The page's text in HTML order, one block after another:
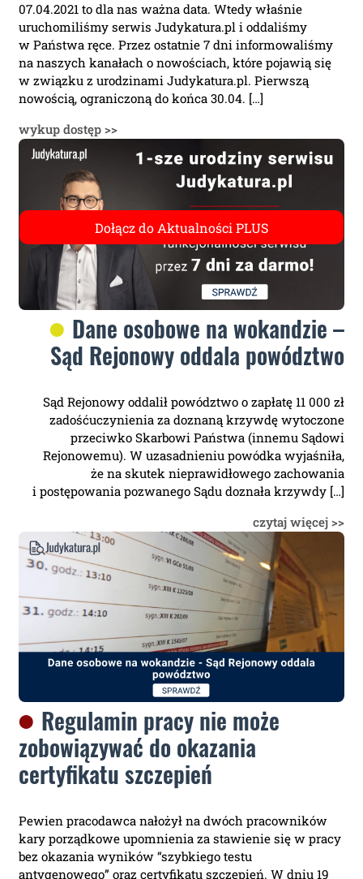
07.04.2021 to dla nas ważna data. Wtedy właśnie
uruchomiliśmy serwis Judykatura.pl i oddaliśmy
w Państwa ręce. Przez ostatnie 7 dni informowaliśmy
na naszych kanałach o nowościach, które pojawią się
w związku z urodzinami Judykatura.pl. Pierwszą
nowością, ograniczoną do końca 30.04. […]
wykup dostęp >>
Dane osobowe na wokandzie –
Sąd Rejonowy oddala powództwo
Sąd Rejonowy oddalił powództwo o zapłatę 11 000 zł
zadośćuczynienia za doznaną krzywdę wytoczone
przeciwko Skarbowi Państwa (innemu Sądowi
Rejonowemu). W uzasadnieniu powódka wyjaśniła,
że na skutek nieprawidłowego zachowania
i postępowania pozwanego Sądu doznała krzywdy […]
czytaj więcej >>
Regulamin pracy nie może
zobowiązywać do okazania
certyfikatu szczepień
Pewien pracodawca nałożył na dwóch pracowników
kary porządkowe upomnienia za stawienie się w pracy
bez okazania wyników “szybkiego testu
antygenowego” oraz certyfikatu szczepień. W dniu 19